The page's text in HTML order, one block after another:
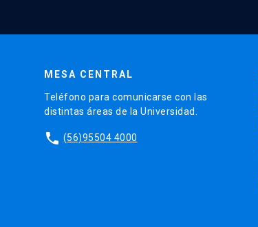
MESA CENTRAL
Teléfono para comunicarse con las
distintas áreas de la Universidad.
phone (56)95504 4000